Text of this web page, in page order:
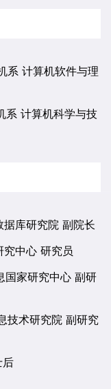
系 计算机软件与理
系 计算机科学与技
库研究院 副院长
中心 研究员
国家研究中心 副研
技术研究院 副研究